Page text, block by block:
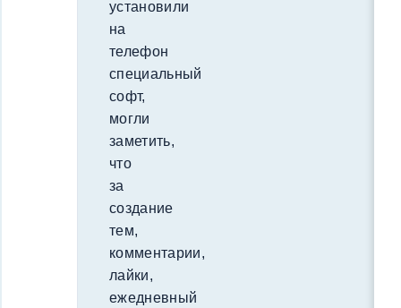
установили
на
телефон
специальный
софт,
могли
заметить,
что
за
создание
тем,
комментарии,
лайки,
ежедневный